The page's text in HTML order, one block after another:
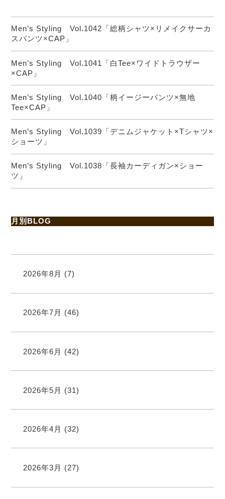
Men’s Styling Vol.1042「総柄シャツ×リメイクサーカ
スパンツ×CAP」
Men’s Styling Vol.1041「白Tee×ワイドトラウザー
×CAP」
Men’s Styling Vol.1040「柄イージーパンツ×無地
Tee×CAP」
Men’s Styling Vol.1039「デニムジャケット×Tシャツ×
ショーツ」
Men’s Styling Vol.1038「長袖カーディガン×ショー
ツ」
月別BLOG
2026年8月 (7)
2026年7月 (46)
2026年6月 (42)
2026年5月 (31)
2026年4月 (32)
2026年3月 (27)